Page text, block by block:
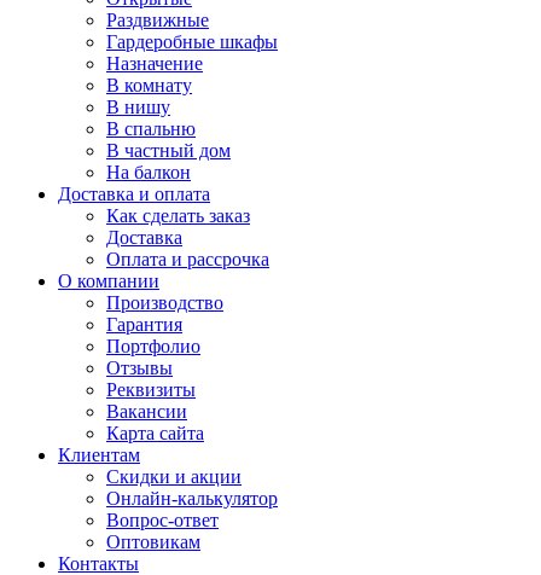
Раздвижные
Гардеробные шкафы
Назначение
В комнату
В нишу
В спальню
В частный дом
На балкон
Доставка и оплата
Как сделать заказ
Доставка
Оплата и рассрочка
О компании
Производство
Гарантия
Портфолио
Отзывы
Реквизиты
Вакансии
Карта сайта
Клиентам
Скидки и акции
Онлайн-калькулятор
Вопрос-ответ
Оптовикам
Контакты